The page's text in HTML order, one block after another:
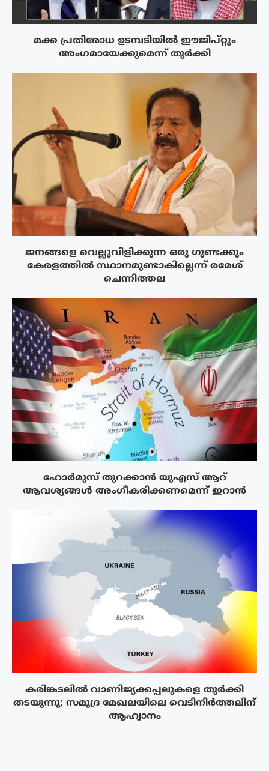
മക്ക പ്രതിരോധ ഉടമ്പടിയിൽ ഈജിപ്റ്റും
അംഗമായേക്കുമെന്ന് തുർക്കി
ജനങ്ങളെ വെല്ലുവിളിക്കുന്ന ഒരു ഗുണ്ടക്കും
കേരളത്തിൽ സ്ഥാനമുണ്ടാകില്ലെന്ന് രമേശ്
ചെന്നിത്തല
ഹോർമുസ് തുറക്കാൻ യുഎസ് ആറ്
ആവശ്യങ്ങൾ അംഗീകരിക്കണമെന്ന് ഇറാൻ
കരിങ്കടലിൽ വാണിജ്യക്കപ്പലുകളെ തുർക്കി
തടയുന്നു; സമുദ്ര മേഖലയിലെ വെടിനിർത്തലിന്
ആഹ്വാനം